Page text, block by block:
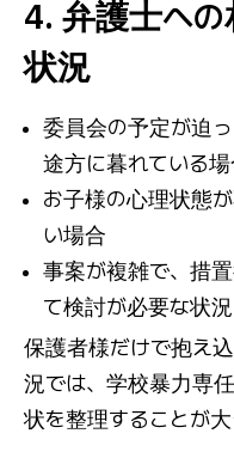
4. 弁護士へ
状況
委員会の予定が迫
途方に暮れている
お子様の心理状態
い場合
事案が複雑で、措
て検討が必要な状況
保護者様だけで抱え
況では、学校暴力専
状を整理することが大